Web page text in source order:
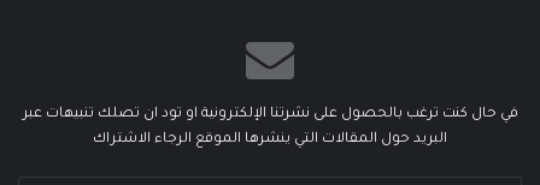
في حال كنت ترغب بالحصول على نشرتنا الإلكترونية او تود ان تصلك تنبيهات عبر
البريد حول المقالات التي ينشرها الموقع الرجاء الاشتراك